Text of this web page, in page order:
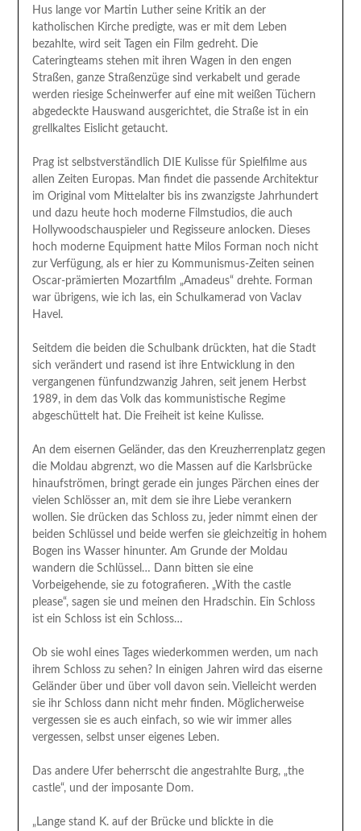
Hus lange vor Martin Luther seine Kritik an der
katholischen Kirche predigte, was er mit dem Leben
bezahlte, wird seit Tagen ein Film gedreht. Die
Cateringteams stehen mit ihren Wagen in den engen
Straßen, ganze Straßenzüge sind verkabelt und gerade
werden riesige Scheinwerfer auf eine mit weißen Tüchern
abgedeckte Hauswand ausgerichtet, die Straße ist in ein
grellkaltes Eislicht getaucht.
Prag ist selbstverständlich DIE Kulisse für Spielfilme aus
allen Zeiten Europas. Man findet die passende Architektur
im Original vom Mittelalter bis ins zwanzigste Jahrhundert
und dazu heute hoch moderne Filmstudios, die auch
Hollywoodschauspieler und Regisseure anlocken. Dieses
hoch moderne Equipment hatte Milos Forman noch nicht
zur Verfügung, als er hier zu Kommunismus-Zeiten seinen
Oscar-prämierten Mozartfilm „Amadeus“ drehte. Forman
war übrigens, wie ich las, ein Schulkamerad von Vaclav
Havel.
Seitdem die beiden die Schulbank drückten, hat die Stadt
sich verändert und rasend ist ihre Entwicklung in den
vergangenen fünfundzwanzig Jahren, seit jenem Herbst
1989, in dem das Volk das kommunistische Regime
abgeschüttelt hat. Die Freiheit ist keine Kulisse.
An dem eisernen Geländer, das den Kreuzherrenplatz gegen
die Moldau abgrenzt, wo die Massen auf die Karlsbrücke
hinaufströmen, bringt gerade ein junges Pärchen eines der
vielen Schlösser an, mit dem sie ihre Liebe verankern
wollen. Sie drücken das Schloss zu, jeder nimmt einen der
beiden Schlüssel und beide werfen sie gleichzeitig in hohem
Bogen ins Wasser hinunter. Am Grunde der Moldau
wandern die Schlüssel… Dann bitten sie eine
Vorbeigehende, sie zu fotografieren. „With the castle
please“, sagen sie und meinen den Hradschin. Ein Schloss
ist ein Schloss ist ein Schloss…
Ob sie wohl eines Tages wiederkommen werden, um nach
ihrem Schloss zu sehen? In einigen Jahren wird das eiserne
Geländer über und über voll davon sein. Vielleicht werden
sie ihr Schloss dann nicht mehr finden. Möglicherweise
vergessen sie es auch einfach, so wie wir immer alles
vergessen, selbst unser eigenes Leben.
Das andere Ufer beherrscht die angestrahlte Burg, „the
castle“, und der imposante Dom.
„Lange stand K. auf der Brücke und blickte in die